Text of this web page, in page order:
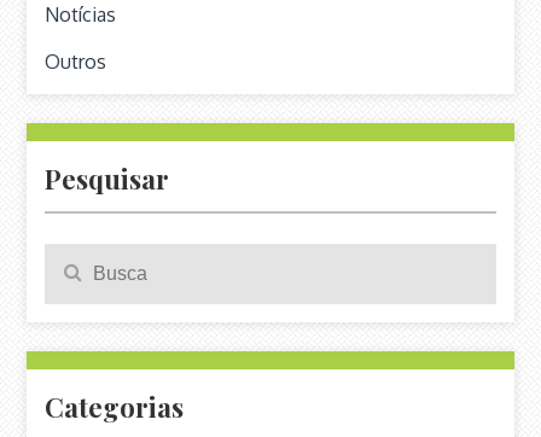
Notícias
Outros
Pesquisar
para:
Search
Categorias